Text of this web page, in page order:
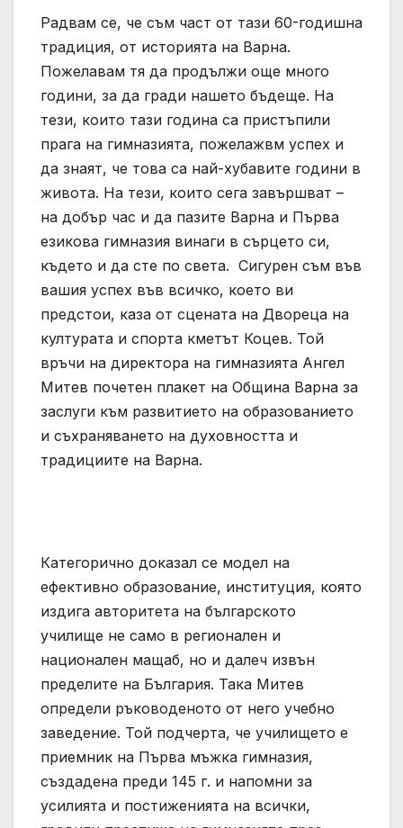
Радвам се, че съм част от тази 60-годишна
традиция, от историята на Варна.
Пожелавам тя да продължи още много
години, за да гради нашето бъдеще. На
тези, които тази година са пристъпили
прага на гимназията, пожелажвм успех и
да знаят, че това са най-хубавите години в
живота. На тези, които сега завършват –
на добър час и да пазите Варна и Първа
езикова гимназия винаги в сърцето си,
където и да сте по света. Сигурен съм във
вашия успех във всичко, което ви
предстои, каза от сцената на Двореца на
културата и спорта кметът Коцев. Той
връчи на директора на гимназията Ангел
Митев почетен плакет на Община Варна за
заслуги към развитието на образованието
и съхраняването на духовността и
традициите на Варна.
Категорично доказал се модел на
ефективно образование, институция, която
издига авторитета на българското
училище не само в регионален и
национален мащаб, но и далеч извън
пределите на България. Така Митев
определи ръководеното от него учебно
заведение. Той подчерта, че училището е
приемник на Първа мъжка гимназия,
създадена преди 145 г. и напомни за
усилията и постиженията на всички,